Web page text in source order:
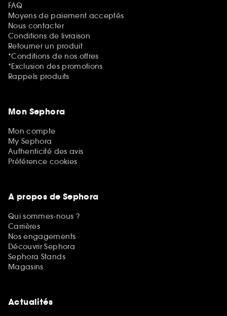
FAQ
Moyens de paiement acceptés
Nous contacter
Conditions de livraison
Retourner un produit
*Conditions de nos offres
*Exclusion des promotions
Rappels produits
Mon Sephora
Mon compte
My Sephora
Authenticité des avis
Préférence cookies
A propos de Sephora
Qui sommes-nous ?
Carrières
Nos engagements
Découvrir Sephora
Sephora Stands
Magasins
Actualités